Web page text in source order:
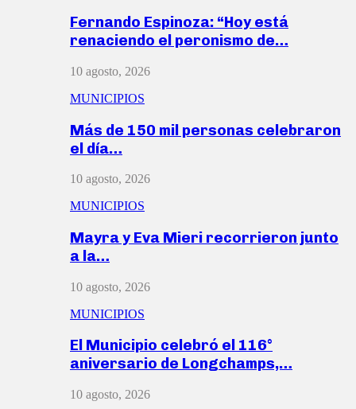
Fernando Espinoza: “Hoy está
renaciendo el peronismo de…
10 agosto, 2026
MUNICIPIOS
Más de 150 mil personas celebraron
el día…
10 agosto, 2026
MUNICIPIOS
Mayra y Eva Mieri recorrieron junto
a la…
10 agosto, 2026
MUNICIPIOS
El Municipio celebró el 116°
aniversario de Longchamps,…
10 agosto, 2026